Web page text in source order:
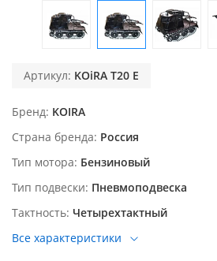
Артикул: KOiRA T20 E
Бренд KOIRA
Страна бренда Россия
Тип мотора Бензиновый
Тип подвески Пневмоподвеска
Тактность Четырехтактный
Все характеристики